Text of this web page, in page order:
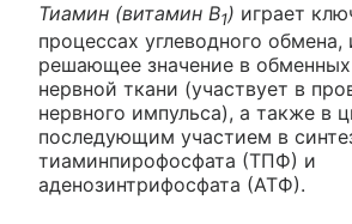
Тиамин (витамин B1) играет
процессах углеводного
решающее значение в
нервной ткани (участвует в
нервного импульса), а также в
последующим участием в
тиаминпирофосфата (ТПФ) и
аденозинтрифосфата (АТФ).